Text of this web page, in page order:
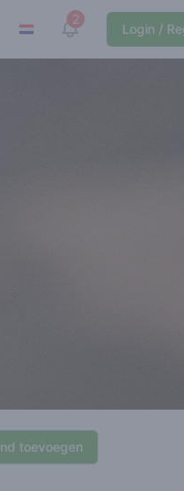
2
View Login /
toevoegen